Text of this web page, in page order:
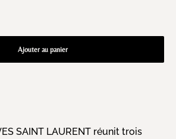
Ajouter au panier
SAINT LAURENT réunit trois